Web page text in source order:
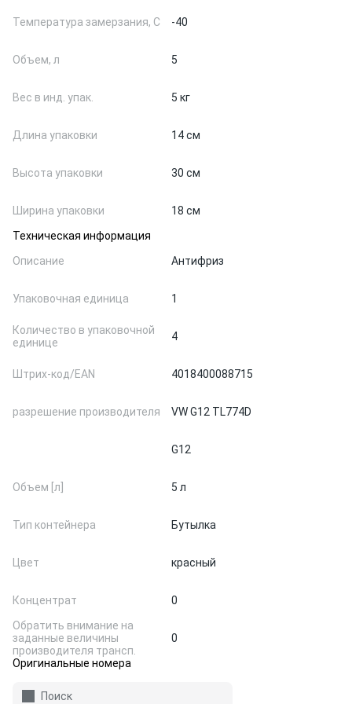
Температура замерзания, С -40
Объем, л 5
Вес в инд. упак. 5 кг
Длина упаковки 14 см
Высота упаковки 30 см
Ширина упаковки
18 см
Техническая информация
Описание
Антифриз
Упаковочная единица 1
Количество в упаковочной
единице
4
Штрих-код/EAN 4018400088715
разрешение производителя VW G12 TL774D
G12
Объем [л] 5 л
Тип контейнера Бутылка
Цвет красный
Концентрат
0
Обратить внимание на
заданные величины
производителя трансп.
0
Оригинальные номера
Поиск